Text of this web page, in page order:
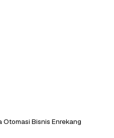
Otomasi Bisnis Enrekang